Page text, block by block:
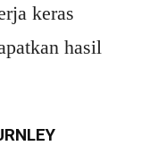
keras
hasil